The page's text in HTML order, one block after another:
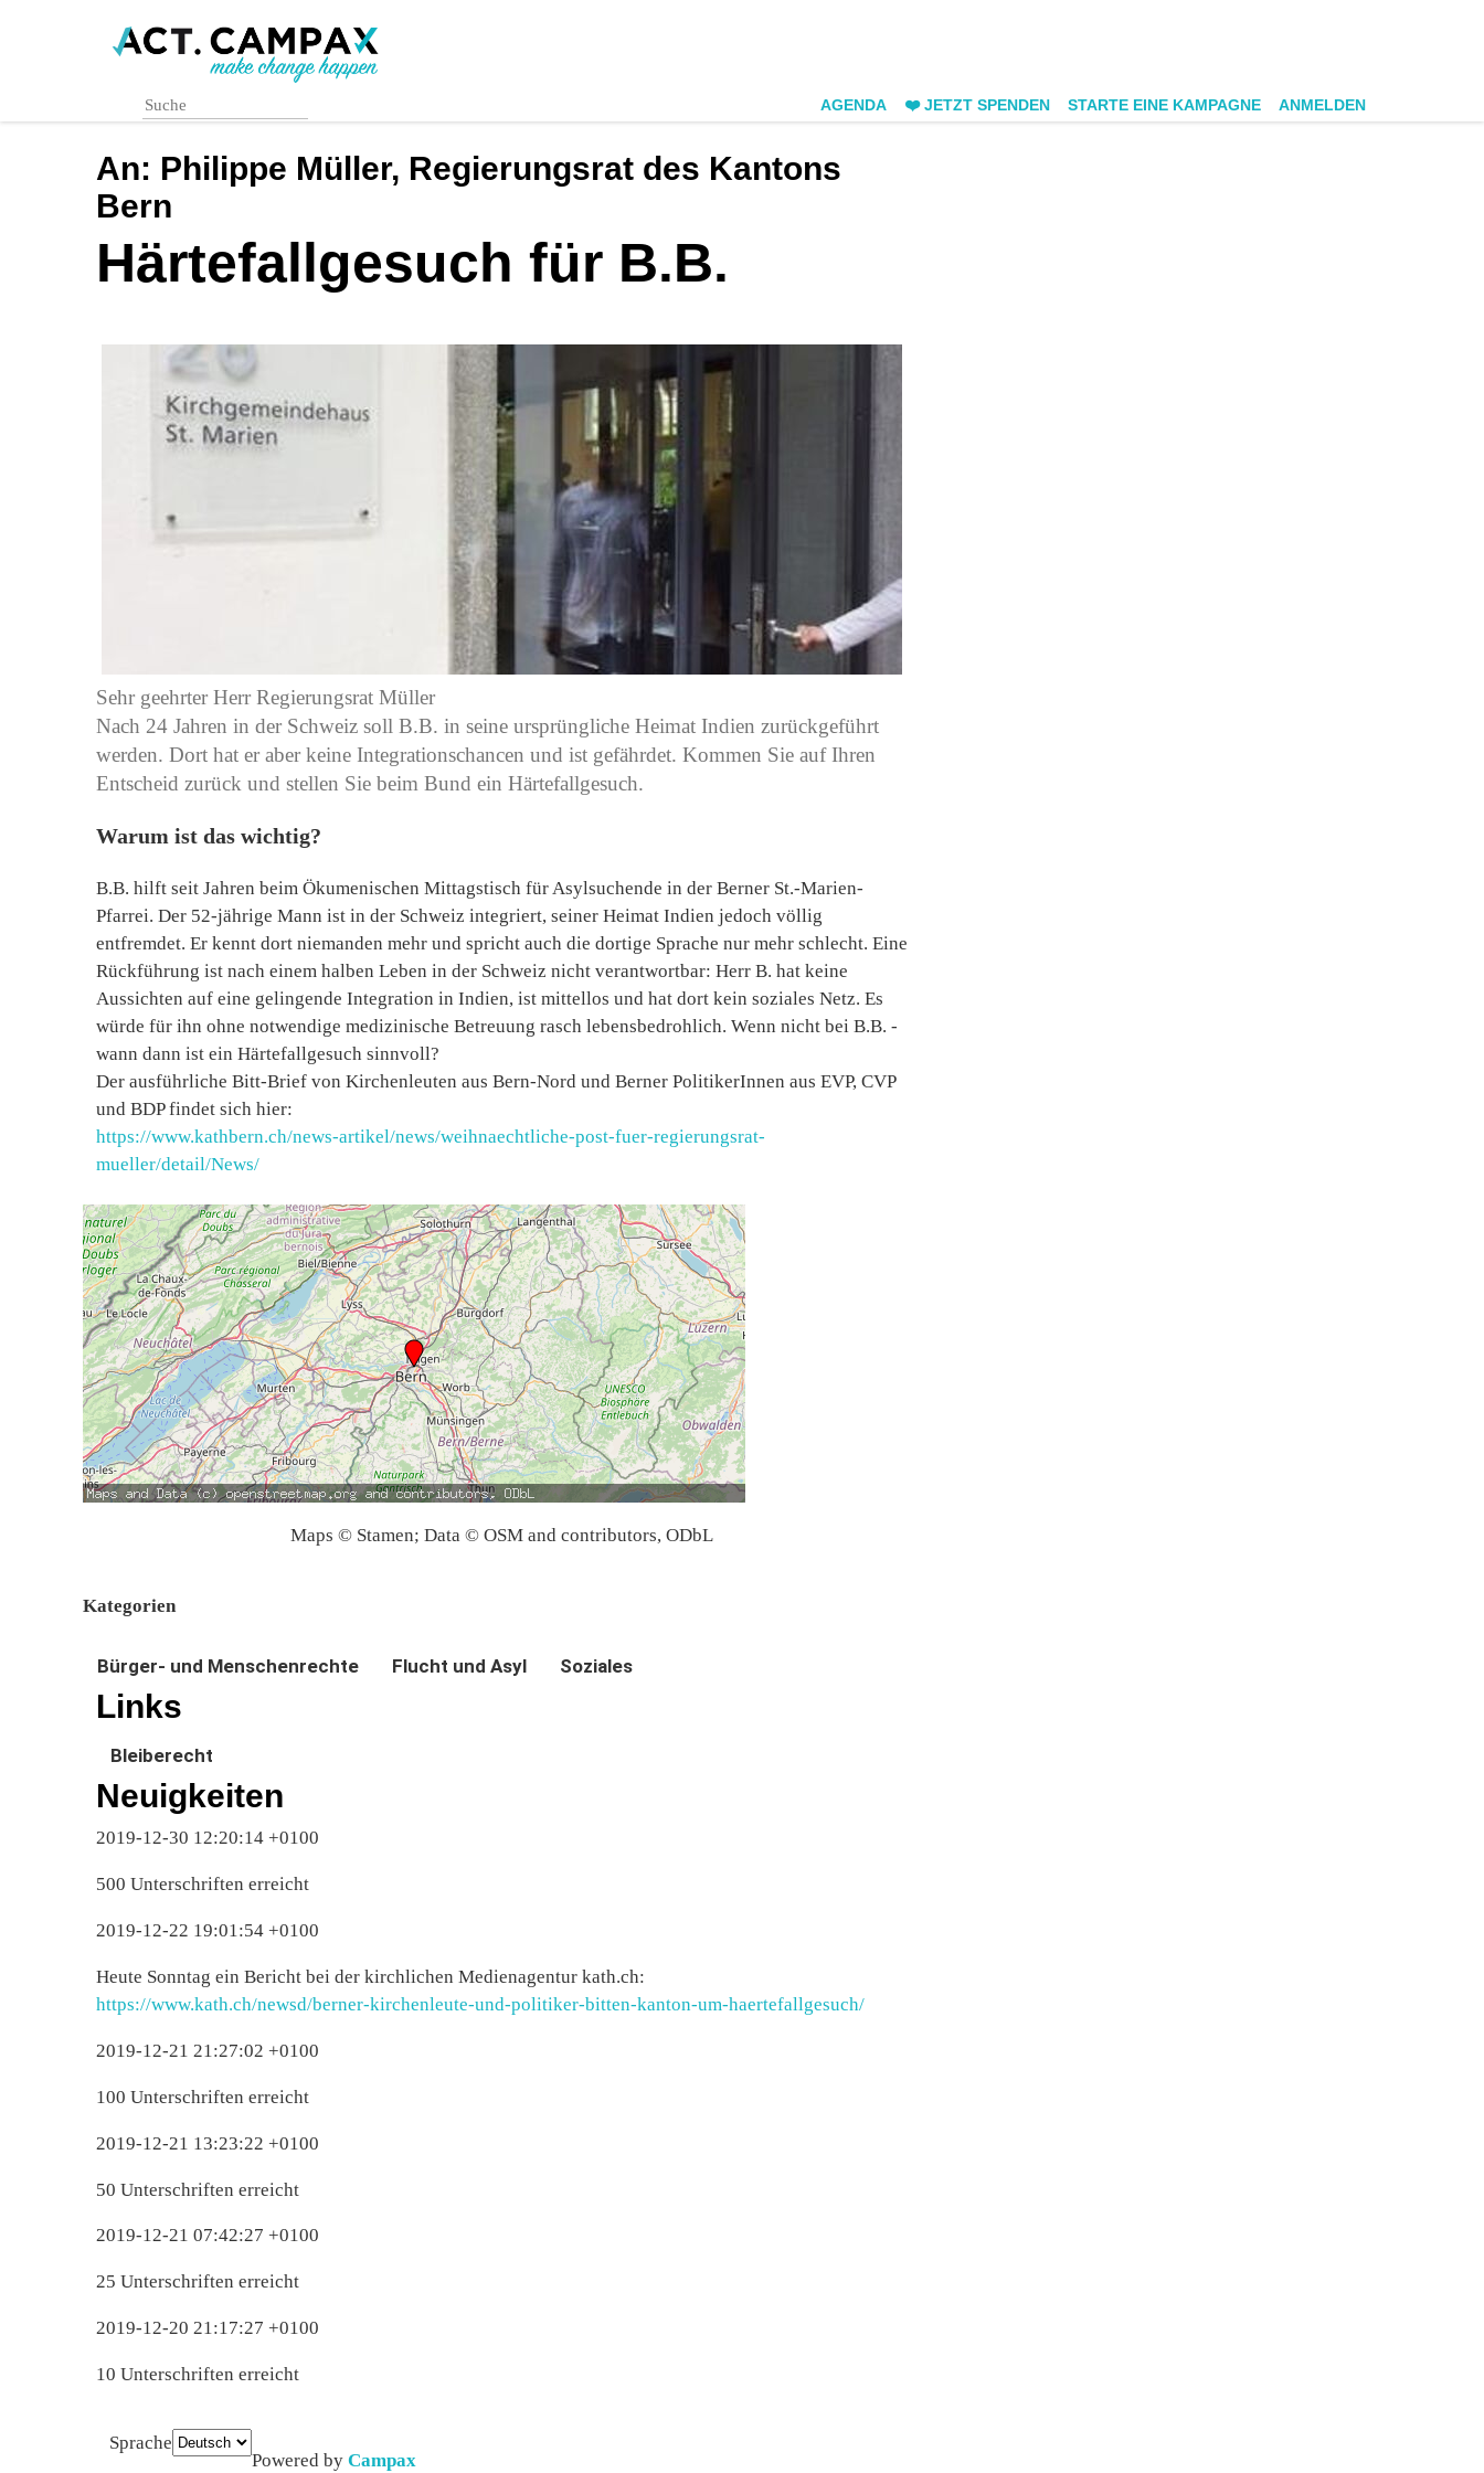
AGENDA ❤️ JETZT SPENDEN STARTE EINE KAMPAGNE ANMELDEN
An: Philippe Müller, Regierungsrat des Kantons
Bern
Härtefallgesuch für B.B.
Sehr geehrter Herr Regierungsrat Müller
Nach 24 Jahren in der Schweiz soll B.B. in seine ursprüngliche Heimat Indien zurückgeführt
werden. Dort hat er aber keine Integrationschancen und ist gefährdet. Kommen Sie auf Ihren
Entscheid zurück und stellen Sie beim Bund ein Härtefallgesuch.
Warum ist das wichtig?
B.B. hilft seit Jahren beim Ökumenischen Mittagstisch für Asylsuchende in der Berner St.-Marien-
Pfarrei. Der 52-jährige Mann ist in der Schweiz integriert, seiner Heimat Indien jedoch völlig
entfremdet. Er kennt dort niemanden mehr und spricht auch die dortige Sprache nur mehr schlecht. Eine
Rückführung ist nach einem halben Leben in der Schweiz nicht verantwortbar: Herr B. hat keine
Aussichten auf eine gelingende Integration in Indien, ist mittellos und hat dort kein soziales Netz. Es
würde für ihn ohne notwendige medizinische Betreuung rasch lebensbedrohlich. Wenn nicht bei B.B. -
wann dann ist ein Härtefallgesuch sinnvoll?
Der ausführliche Bitt-Brief von Kirchenleuten aus Bern-Nord und Berner PolitikerInnen aus EVP, CVP
und BDP findet sich hier:
https://www.kathbern.ch/news-artikel/news/weihnaechtliche-post-fuer-regierungsrat-
mueller/detail/News/
Maps © Stamen; Data © OSM and contributors, ODbL
Kategorien
Bürger- und Menschenrechte Flucht und Asyl Soziales
Links
Bleiberecht
Neuigkeiten
2019-12-30 12:20:14 +0100
500 Unterschriften erreicht
2019-12-22 19:01:54 +0100
Heute Sonntag ein Bericht bei der kirchlichen Medienagentur kath.ch:
https://www.kath.ch/newsd/berner-kirchenleute-und-politiker-bitten-kanton-um-haertefallgesuch/
2019-12-21 21:27:02 +0100
100 Unterschriften erreicht
2019-12-21 13:23:22 +0100
50 Unterschriften erreicht
2019-12-21 07:42:27 +0100
25 Unterschriften erreicht
2019-12-20 21:17:27 +0100
10 Unterschriften erreicht
Sprache
Powered by Campax